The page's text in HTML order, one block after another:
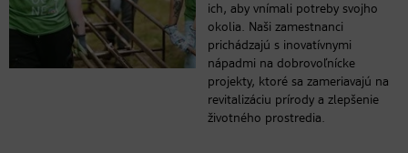
ich, aby vnímali potreby svojho
okolia. Naši zamestnanci
prichádzajú s inovatívnymi
nápadmi na dobrovoľnícke
projekty, ktoré sa zameriavajú na
revitalizáciu prírody a zlepšenie
životného prostredia.